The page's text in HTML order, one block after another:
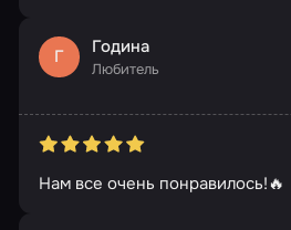
Г Година
Любитель
Нам все очень понравилось!🔥